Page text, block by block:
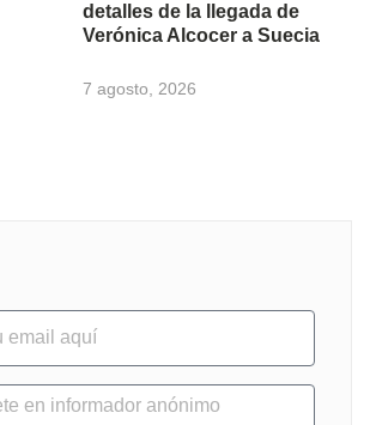
detalles de la llegada de
Verónica Alcocer a Suecia
7 agosto, 2026